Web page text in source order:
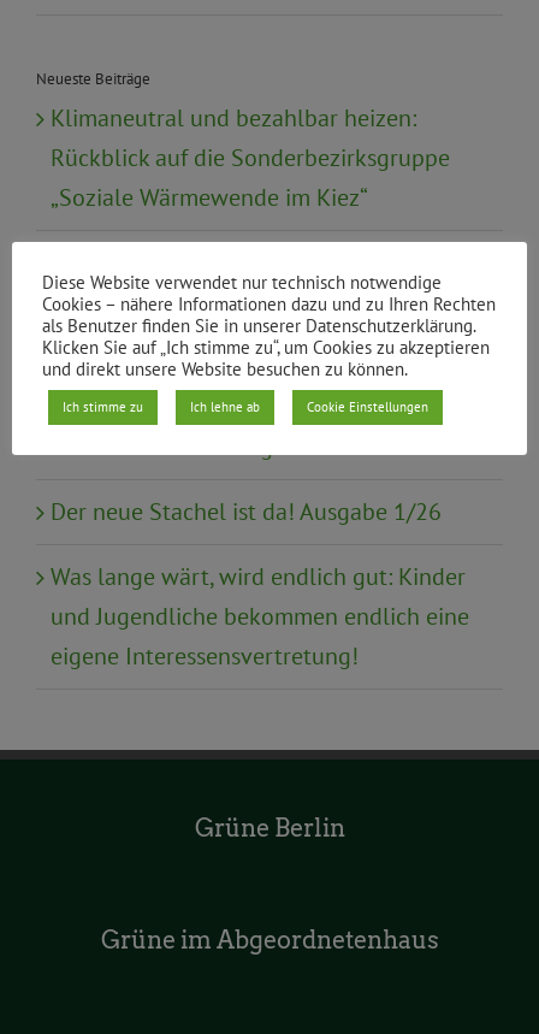
Neueste Beiträge
Klimaneutral und bezahlbar heizen:
Rückblick auf die Sonderbezirksgruppe
„Soziale Wärmewende im Kiez“
Mündliche Anfrage: Gewaltschutz von
Frauen mit Behinderung in
Schutzeinrichtungen wie Frauenhäusern
Der neue Stachel ist da! Ausgabe 1/26
Was lange wärt, wird endlich gut: Kinder
und Jugendliche bekommen endlich eine
eigene Interessensvertretung!
Grüne Berlin
Grüne im Abgeordnetenhaus
Diese Website verwendet nur technisch notwendige
Cookies – nähere Informationen dazu und zu Ihren Rechten
als Benutzer finden Sie in unserer Datenschutzerklärung.
Klicken Sie auf „Ich stimme zu“, um Cookies zu akzeptieren
und direkt unsere Website besuchen zu können.
Ich stimme zu Ich lehne ab Cookie Einstellungen